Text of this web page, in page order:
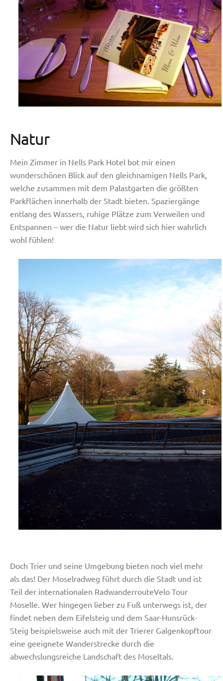
Natur
Mein Zimmer in Nells Park Hotel bot mir einen
wunderschönen Blick auf den gleichnamigen Nells Park,
welche zusammen mit dem Palastgarten die größten
Parkflächen innerhalb der Stadt bieten. Spaziergänge
entlang des Wassers, ruhige Plätze zum Verweilen und
Entspannen – wer die Natur liebt wird sich hier wahrlich
wohl fühlen!
Doch Trier und seine Umgebung bieten noch viel mehr
als das! Der Moselradweg führt durch die Stadt und ist
Teil der internationalen RadwanderrouteVelo Tour
Moselle. Wer hingegen lieber zu Fuß unterwegs ist, der
findet neben dem Eifelsteig und dem Saar-Hunsrück-
Steig beispielsweise auch mit der Trierer Galgenkopftour
eine geeignete Wanderstrecke durch die
abwechslungsreiche Landschaft des Moseltals.